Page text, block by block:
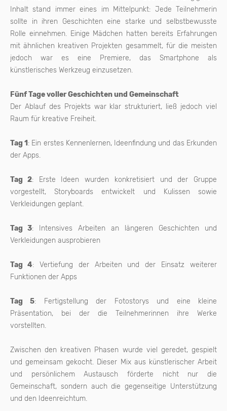
Inhalt stand immer eines im Mittelpunkt: Jede Teilnehmerin
sollte in ihren Geschichten eine starke und selbstbewusste
Rolle einnehmen. Einige Mädchen hatten bereits Erfahrungen
mit ähnlichen kreativen Projekten gesammelt, für die meisten
jedoch war es eine Premiere, das Smartphone als
künstlerisches Werkzeug einzusetzen.
Fünf Tage voller Geschichten und Gemeinschaft
Der Ablauf des Projekts war klar strukturiert, ließ jedoch viel
Raum für kreative Freiheit.
Tag 1 : Ein erstes Kennenlernen, Ideenfindung und das Erkunden
der Apps.
Tag 2: Erste Ideen wurden konkretisiert und der Gruppe
vorgestellt, Storyboards entwickelt und Kulissen sowie
Verkleidungen geplant.
Tag 3: Intensives Arbeiten an längeren Geschichten und
Verkleidungen ausprobieren
Tag 4: Vertiefung der Arbeiten und der Einsatz weiterer
Funktionen der Apps
Tag 5: Fertigstellung der Fotostorys und eine kleine
Präsentation, bei der die Teilnehmerinnen ihre Werke
vorstellten.
Zwischen den kreativen Phasen wurde viel geredet, gespielt
und gemeinsam gekocht. Dieser Mix aus künstlerischer Arbeit
und persönlichem Austausch förderte nicht nur die
Gemeinschaft, sondern auch die gegenseitige Unterstützung
und den Ideenreichtum.